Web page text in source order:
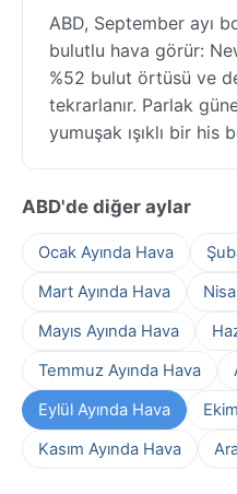
ABD, September ayı
bulutlu hava görür:
%52 bulut örtüsü ve
tekrarlanır. Parlak
yumuşak ışıklı bir his
ABD'de diğer aylar
Ocak Ayında Hava
Mart Ayında Hava
Mayıs Ayında Hava
Temmuz Ayında Hava
Eylül Ayında Hava
Kasım Ayında Hava